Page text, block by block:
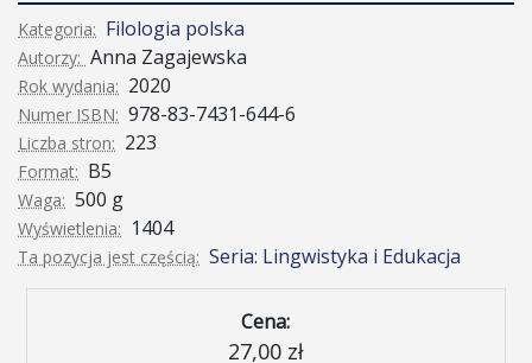
Kategoria: Filologia polska
Autorzy: Anna Zagajewska
Rok wydania: 2020
Numer ISBN: 978-83-7431-644-6
Liczba stron: 223
Format: B5
Waga: 500 g
Wyświetlenia: 1404
Ta pozycja jest częścią: Seria: Lingwistyka i Edukacja
Cena:
27,00 zł